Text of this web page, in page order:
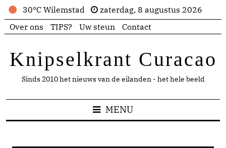
30°C Wilemstad
zaterdag, 8 augustus 2026
Over ons
TIPS? Uw steun Contact
Knipselkrant Curacao
Sinds 2010 het nieuws van de eilanden - het hele beeld
MENU